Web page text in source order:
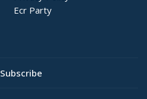
Ecr Party
Subscribe